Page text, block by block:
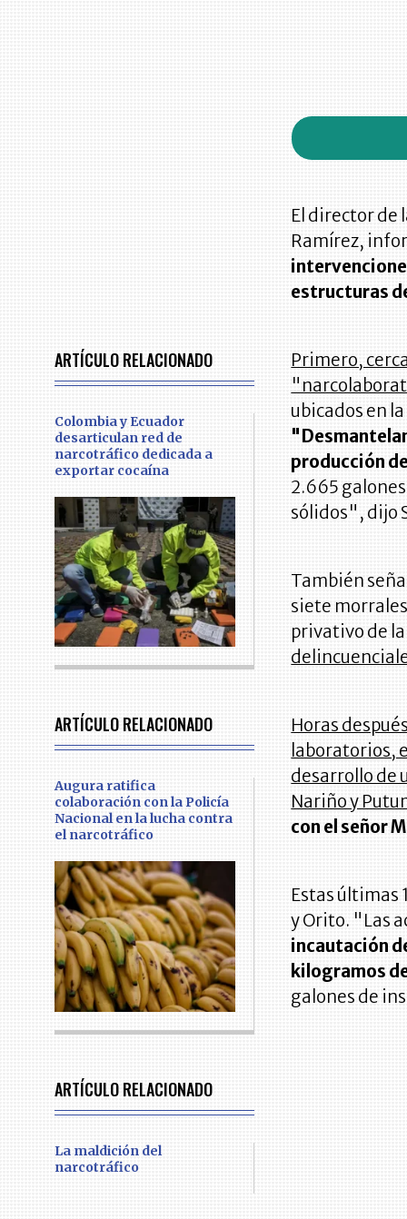
El director de
Ramírez,
estructuras
ARTÍCULO RELACIONADO
Colombia y Ecuador
desarticulan red de
narcotráfico dedicada a
exportar cocaína
Primero,
ubicados en
producción
2.665
sólidos", dijo
ARTÍCULO RELACIONADO
Augura ratifica
colaboración con la Policía
Nacional en la lucha contra
el narcotráfico
También
siete
privativo de
ARTÍCULO RELACIONADO
La maldición del
narcotráfico
Horas
laboratorios,
desarrollo de
Nariño y
con el señor
Estas últimas
y Orito. "Las
incautación
kilogramos
galones de